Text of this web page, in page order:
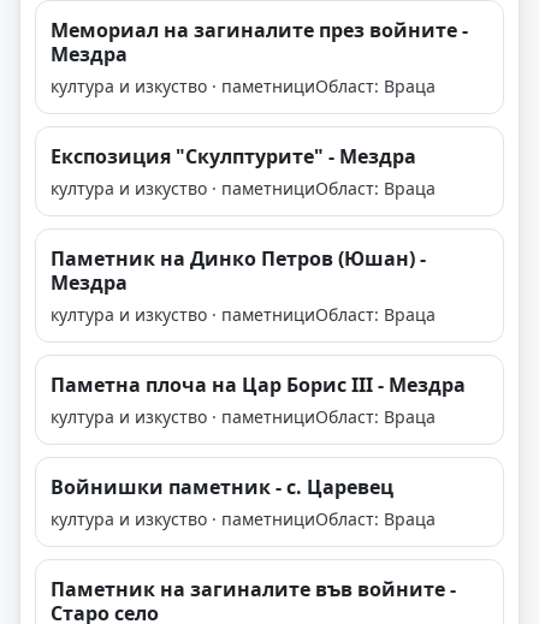
Мемориал на загиналите през войните -
Мездра
култура и изкуство · паметнициОбласт: Враца
Експозиция "Скулптурите" - Мездра
култура и изкуство · паметнициОбласт: Враца
Паметник на Динко Петров (Юшан) -
Мездра
култура и изкуство · паметнициОбласт: Враца
Паметна плоча на Цар Борис III - Мездра
култура и изкуство · паметнициОбласт: Враца
Войнишки паметник - с. Царевец
култура и изкуство · паметнициОбласт: Враца
Паметник на загиналите във войните -
Старо село